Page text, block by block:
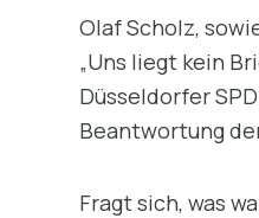
Olaf Scholz,
„Uns liegt kein
Düsseldorfer
Beantwortung
Fragt sich, was